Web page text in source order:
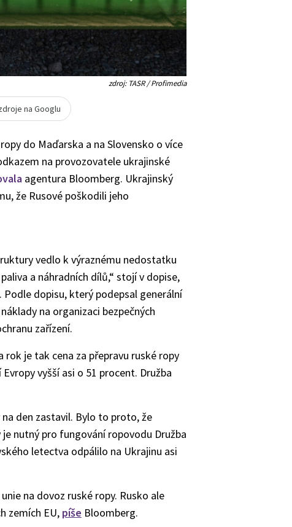
zdroj: TASR / Profimedia
na Googlu
do Maďarska a na Slovensko o více
na provozovatele ukrajinské
agentura Bloomberg. Ukrajinský
že Rusové poškodili jeho
vedlo k výraznému nedostatku
a náhradních dílů,“ stojí v dopise,
dopisu, který podepsal generální
na organizaci bezpečných
zařízení.
je tak cena za přepravu ruské ropy
vyšší asi o 51 procent. Družba
den zastavil. Bylo to proto, že
nutný pro fungování ropovodu Družba
letectva odpálilo na Ukrajinu asi
na dovoz ruské ropy. Rusko ale
zemích EU, píše Bloomberg.